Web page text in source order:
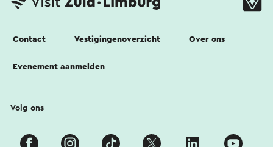
Contact Vestigingenoverzicht Over ons
Evenement aanmelden
Volg ons